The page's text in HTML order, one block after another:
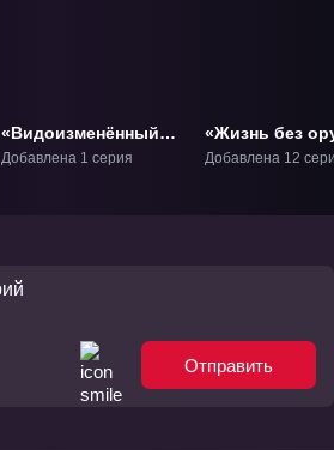
«Видоизменённый
Углерод 2020»
Добавлена 1 серия
«Жизнь без
ТВ-1
Добавлена 12
Отправить